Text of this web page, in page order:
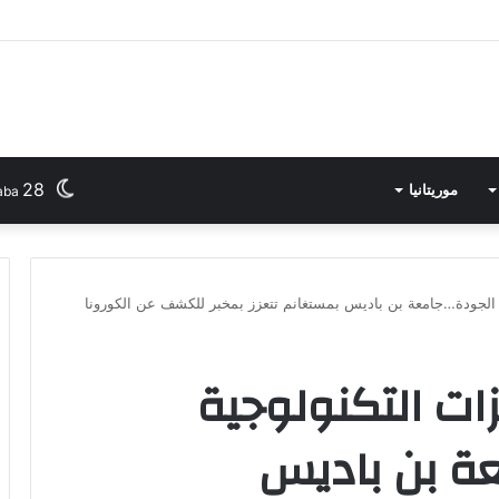
موريتانيا 28
الجودة…جامعة بن باديس بمستغانم تتعزز بمخبر للكشف عن الكورونا
التكنولوجية
بن باديس